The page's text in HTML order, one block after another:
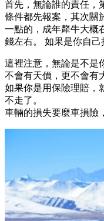
首先，無論誰的責任，
條件都先報案，其次關
一點的，成年犛牛大概
錢左右。 如果是你自己
這裡注意，無論是不是
不會有天價，更不會有
如果你是用保險理賠，
不走了。
車輛的損失要麼車損險